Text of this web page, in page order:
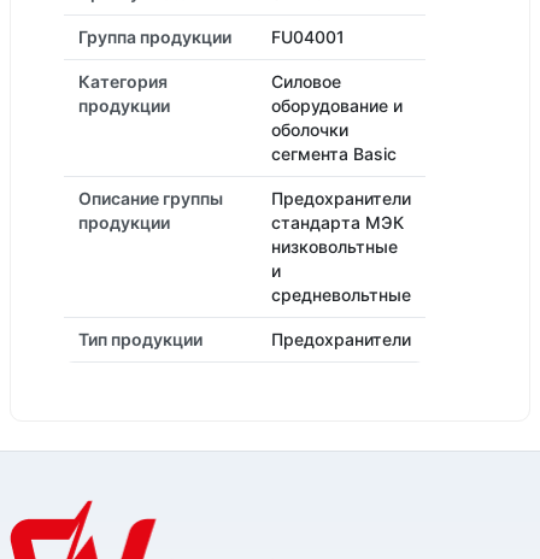
Группа продукции FU04001
Категория
продукции
Силовое
оборудование и
оболочки
сегмента Basic
Описание группы
продукции
Предохранители
стандарта МЭК
низковольтные
и
средневольтные
Тип продукции Предохранители